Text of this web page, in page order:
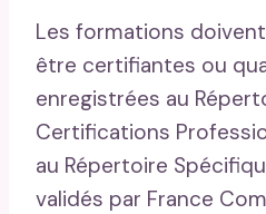
Les formations
être certifiantes ou
enregistrées au
Certifications
au Répertoire
validés par France